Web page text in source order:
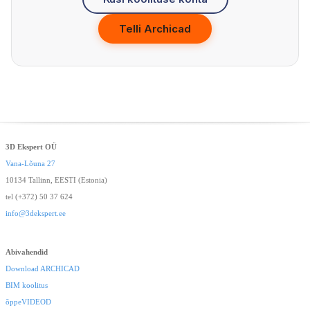
Telli Archicad
3D Ekspert OÜ
Vana-Lõuna 27
10134 Tallinn, EESTI (Estonia)
tel (+372) 50 37 624
info@3dekspert.ee
Abivahendid
Download ARCHICAD
BIM koolitus
õppeVIDEOD